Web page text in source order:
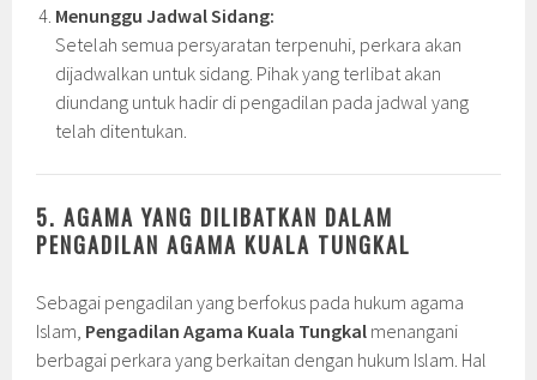
Menunggu Jadwal Sidang:
Setelah semua persyaratan terpenuhi, perkara akan
dijadwalkan untuk sidang. Pihak yang terlibat akan
diundang untuk hadir di pengadilan pada jadwal yang
telah ditentukan.
5. AGAMA YANG DILIBATKAN DALAM
PENGADILAN AGAMA KUALA TUNGKAL
Sebagai pengadilan yang berfokus pada hukum agama
Islam, Pengadilan Agama Kuala Tungkal menangani
berbagai perkara yang berkaitan dengan hukum Islam. Hal